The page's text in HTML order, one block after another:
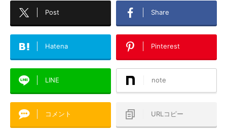
Post Share
Hatena Pinterest
LINE note
コメント URLコピー